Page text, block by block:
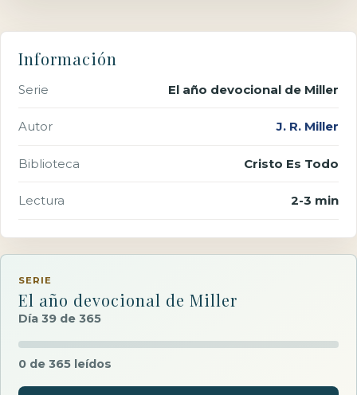
Información
Serie El año devocional de Miller
Autor J. R. Miller
Biblioteca Cristo Es Todo
Lectura 2-3 min
SERIE
El año devocional de Miller
Día 39 de 365
0 de 365 leídos